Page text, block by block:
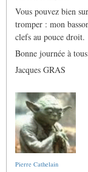
Vous pouvez bien
tromper : mon
clefs au pouce droit.
Bonne journée à
Jacques GRAS
Pierre Cathelain